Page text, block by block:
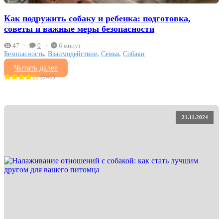
Как подружить собаку и ребенка: подготовка,
советы и важные меры безопасности
47 0 6 минут
Безопасность, Взаимодействие, Семья, Собаки
Читать далее
(646)
21.11.2024